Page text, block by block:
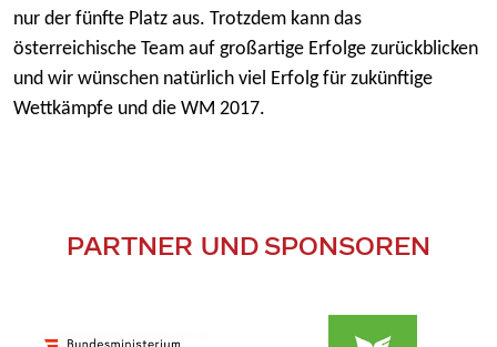
nur der fünfte Platz aus. Trotzdem kann das
österreichische Team auf großartige Erfolge zurückblicken
und wir wünschen natürlich viel Erfolg für zukünftige
Wettkämpfe und die WM 2017.
PARTNER UND SPONSOREN